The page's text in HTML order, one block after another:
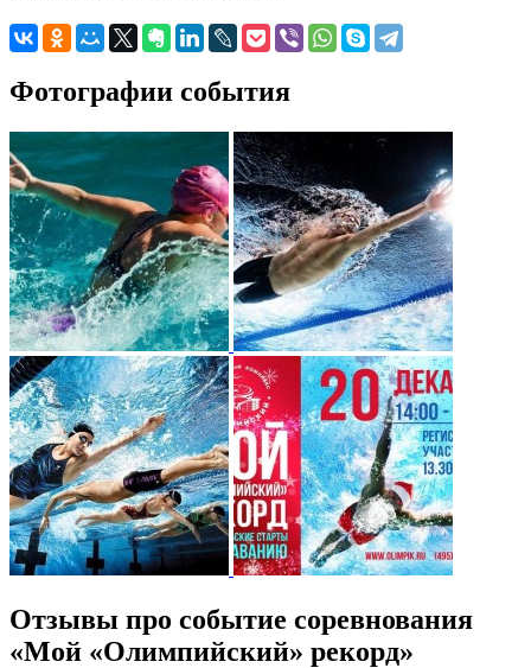
Фотографии события
Отзывы про событие соревнования
«Мой «Олимпийский» рекорд»